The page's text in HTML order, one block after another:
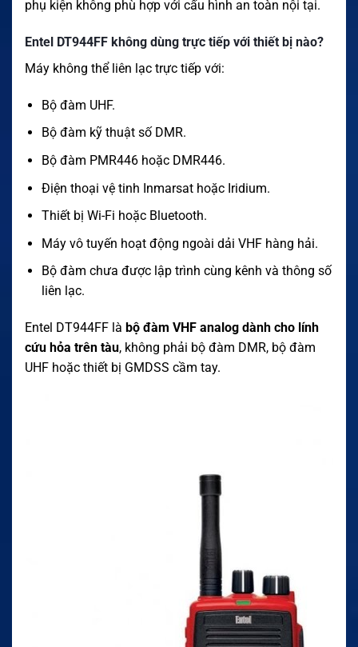
phụ kiện không phù hợp với cấu hình an toàn nội tại.
Entel DT944FF không dùng trực tiếp với thiết bị nào?
Máy không thể liên lạc trực tiếp với:
Bộ đàm UHF.
Bộ đàm kỹ thuật số DMR.
Bộ đàm PMR446 hoặc DMR446.
Điện thoại vệ tinh Inmarsat hoặc Iridium.
Thiết bị Wi-Fi hoặc Bluetooth.
Máy vô tuyến hoạt động ngoài dải VHF hàng hải.
Bộ đàm chưa được lập trình cùng kênh và thông số
liên lạc.
Entel DT944FF là bộ đàm VHF analog dành cho lính
cứu hỏa trên tàu, không phải bộ đàm DMR, bộ đàm
UHF hoặc thiết bị GMDSS cầm tay.